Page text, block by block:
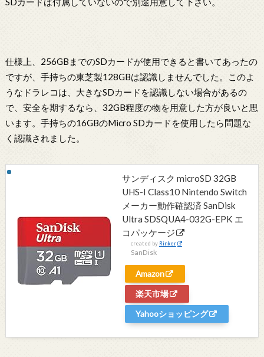
仕様上、256GBまでのSDカードが使用できると書いてあったの
ですが、手持ちの東芝製128GBは認識しませんでした。このよ
うなドラレコは、大きなSDカードを認識しない場合があるの
で、安全を期するなら、32GB程度の物を用意した方が良いと思
います。手持ちの16GBのMicro SDカードを使用したら問題な
く認識されました。
サンディスク microSD 32GB
UHS-I Class10 Nintendo Switch
メーカー動作確認済 SanDisk
Ultra SDSQUA4-032G-EPK エ
コパッケージ
created by Rinker
SanDisk
Amazon
楽天市場
Yahooショッピング